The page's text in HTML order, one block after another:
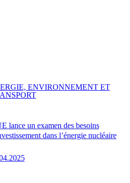
lance un examen des besoins
dans l’énergie nucléaire
ENVIRONNEMENT ET